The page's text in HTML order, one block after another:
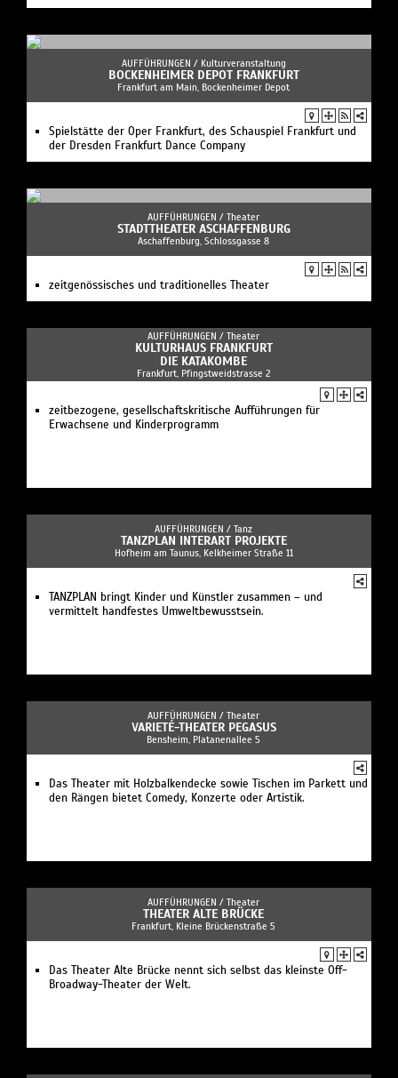
AUFFÜHRUNGEN / Kulturveranstaltung
BOCKENHEIMER DEPOT FRANKFURT
Frankfurt am Main, Bockenheimer Depot
Spielstätte der Oper Frankfurt, des Schauspiel Frankfurt und
der Dresden Frankfurt Dance Company
AUFFÜHRUNGEN / Theater
STADTTHEATER ASCHAFFENBURG
Aschaffenburg, Schlossgasse 8
zeitgenössisches und traditionelles Theater
AUFFÜHRUNGEN / Theater
KULTURHAUS FRANKFURT
DIE KATAKOMBE
Frankfurt, Pfingstweidstrasse 2
zeitbezogene, gesellschaftskritische Aufführungen für
Erwachsene und Kinderprogramm
AUFFÜHRUNGEN / Tanz
TANZPLAN INTERART PROJEKTE
Hofheim am Taunus, Kelkheimer Straße 11
TANZPLAN bringt Kinder und Künstler zusammen – und
vermittelt handfestes Umweltbewusstsein.
AUFFÜHRUNGEN / Theater
VARIETÉ-THEATER PEGASUS
Bensheim, Platanenallee 5
Das Theater mit Holzbalkendecke sowie Tischen im Parkett und
den Rängen bietet Comedy, Konzerte oder Artistik.
AUFFÜHRUNGEN / Theater
THEATER ALTE BRÜCKE
Frankfurt, Kleine Brückenstraße 5
Das Theater Alte Brücke nennt sich selbst das kleinste Off-
Broadway-Theater der Welt.